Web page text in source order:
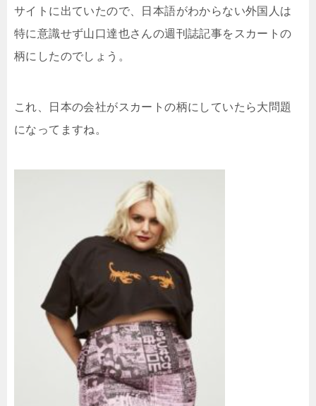
サイトに出ていたので、日本語がわからない外国人は
特に意識せず山口達也さんの週刊誌記事をスカートの
柄にしたのでしょう。
これ、日本の会社がスカートの柄にしていたら大問題
になってますね。